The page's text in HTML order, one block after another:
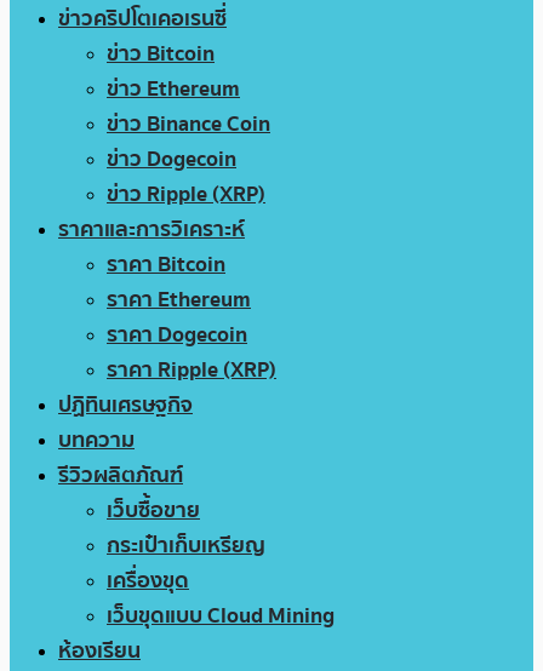
ข่าวคริปโตเคอเรนซี่
ข่าว Bitcoin
ข่าว Ethereum
ข่าว Binance Coin
ข่าว Dogecoin
ข่าว Ripple (XRP)
ราคาและการวิเคราะห์
ราคา Bitcoin
ราคา Ethereum
ราคา Dogecoin
ราคา Ripple (XRP)
ปฏิทินเศรษฐกิจ
บทความ
รีวิวผลิตภัณฑ์
เว็บซื้อขาย
กระเป๋าเก็บเหรียญ
เครื่องขุด
เว็บขุดแบบ Cloud Mining
ห้องเรียน